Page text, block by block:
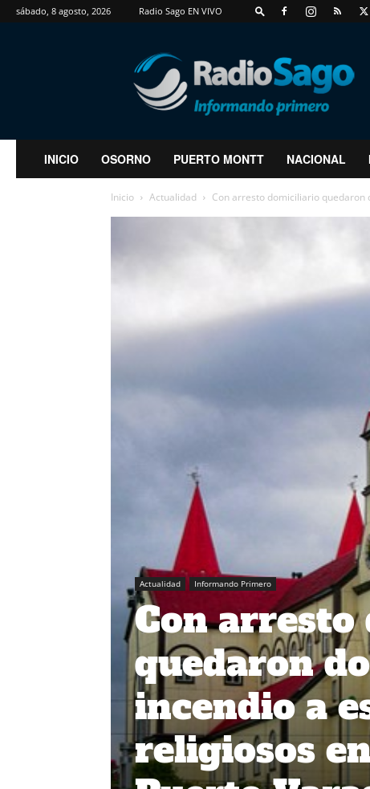
sábado, 8 agosto, 2026 Radio Sago EN VIVO
RadioSago
INICIO OSORNO PUERTO MONTT NACIONAL
Inicio Actualidad Con arresto domiciliario quedaron
Actualidad Informando Primero
Con
quedaron
incendio a
religiosos